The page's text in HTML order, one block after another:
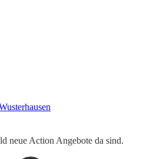
neue Action Angebote da sind.